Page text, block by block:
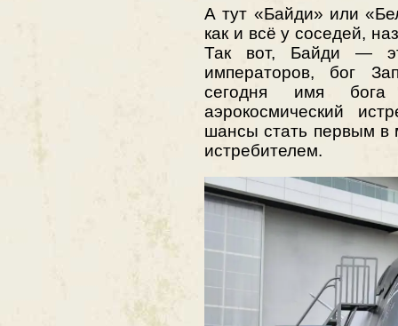
А тут «Байди» или
как и всё у соседей,
Так вот, Байди —
императоров, бог
сегодня имя бога
аэрокосмический
шансы стать первым в
истребителем.